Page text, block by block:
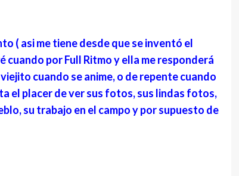
( asi me tiene desde que se inventó el
por Full Ritmo y ella me responderá
cuando se anime, o de repente cuando
el placer de ver sus fotos, sus lindas fotos,
su trabajo en el campo y por supuesto de